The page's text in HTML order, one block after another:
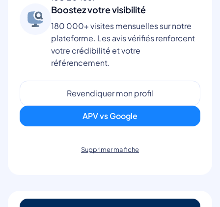
Boostez votre visibilité
180 000+ visites mensuelles sur notre
plateforme. Les avis vérifiés renforcent
votre crédibilité et votre
référencement.
Revendiquer mon profil
APV vs Google
Supprimer ma fiche